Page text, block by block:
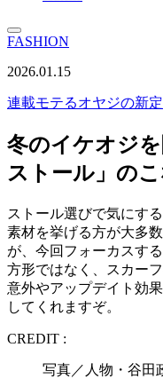
FASHION
2026.01.15
連載モテるオヤジの新
冬のイケオジ
ストール」のこ
ストール選びで気にす
素材を挙げる方が大多
が、今回フォーカスす
方形ではなく、スカー
意外やアップデイト効
してくれますぞ。
CREDIT :
写真／人物・谷田